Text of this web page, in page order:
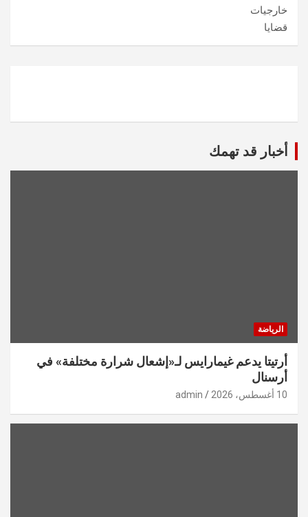
خارجيات
قضايا
أخبار قد تهمك
الرياضة
أرتيتا يدعم غيمارايس لـ«إشعال شرارة مختلفة» في
أرسنال
10 أغسطس، 2026 admin